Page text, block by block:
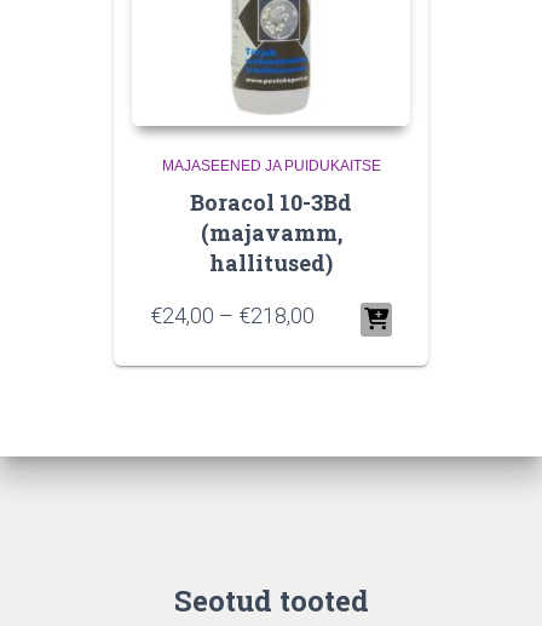
MAJASEENED JA PUIDUKAITSE
Boracol 10-3Bd
(majavamm,
hallitused)
€24,00 – €218,00
Seotud tooted